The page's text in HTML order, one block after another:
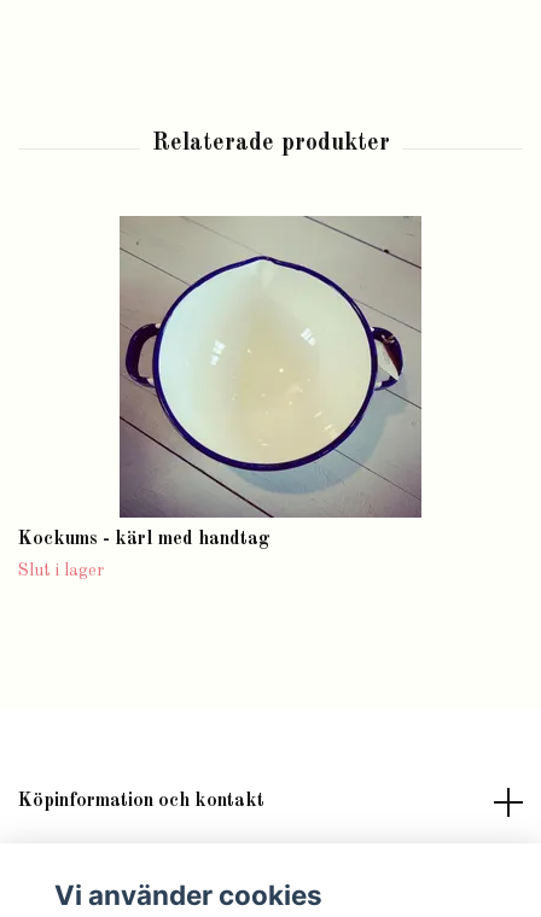
Kockums - kärl med handtag
Slut i lager
Köpinformation och kontakt
Vi använder cookies